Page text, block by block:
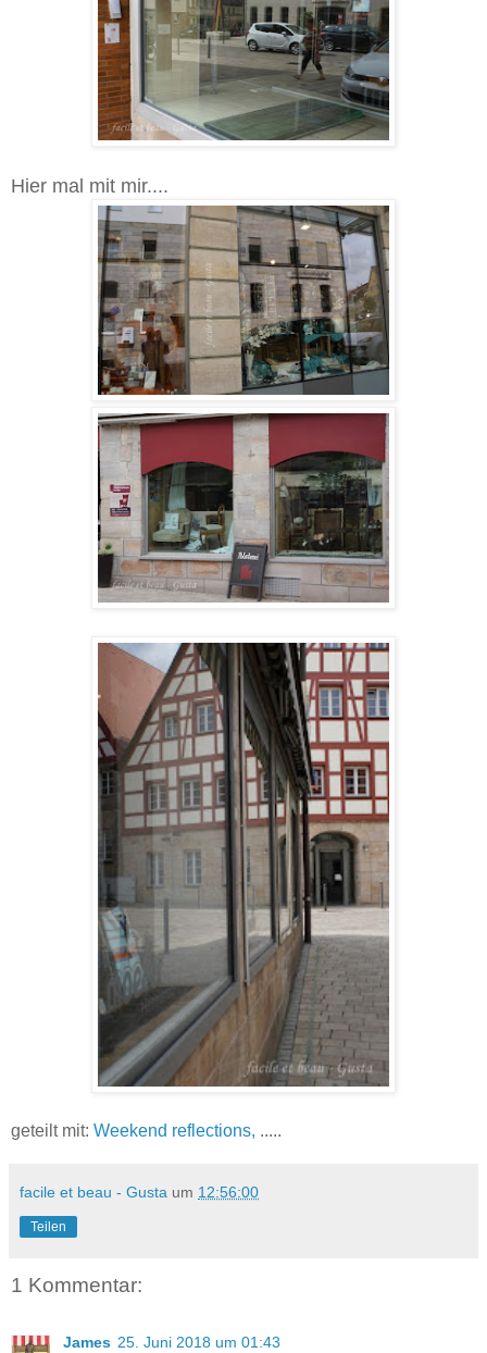
Hier mal mit mir....
geteilt mit: Weekend reflections, .....
facile et beau - Gusta um 12:56:00
Teilen
1 Kommentar:
James 25. Juni 2018 um 01:43